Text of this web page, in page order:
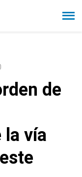
de
la vía